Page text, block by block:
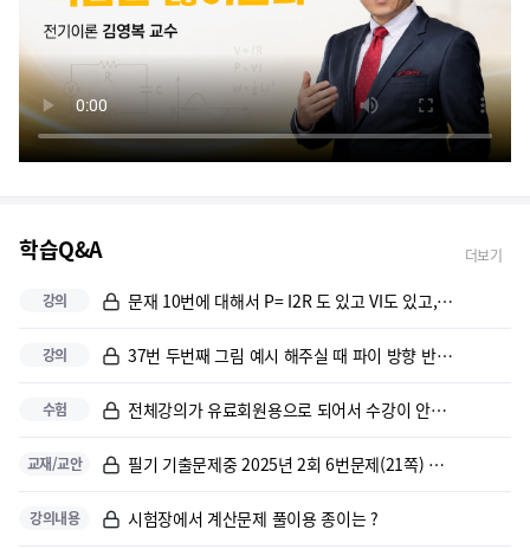
전기 전공자가 아님에도 불구하고, 교수님의 강의가 너무 이해가 잘 되고 ...
완전히 노베이스에서 시작했는데 물론 아직 결과를 만들지는 못했지만 강의 ...
학습Q&A 더보기
강의 문재 10번에 대해서 P= I2R 도 있고 VI도 있고, 여러가지 식이 ...
강의 37번 두번째 그림 예시 해주실 때 파이 방향 반대 방향 아닌가요?
수험 전체강의가 유료회원용으로 되어서 수강이 안되는데 왜 안될까요. 올해 12...
교재/교안 필기 기출문제중 2025년 2회 6번문제(21쪽) 고압가공전선이 도로를 ...
강의내용 시험장에서 계산문제 풀이용 종이는 ?